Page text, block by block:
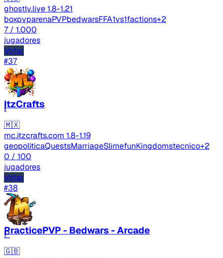
ghostly.live1.8-1.21
boxpvparenaPVPbedwarsFFA1vs1factions+2
7 / 1.000
jugadores
Votar
#37
IItzCrafts
🇲🇽
mc.itzcrafts.com 1.8-1.19
geopoliticaQuestsMarriageSlimefunKingdomstecnico+2
0 / 100
jugadores
Votar
#38
P
PracticePVP - Bedwars - Arcade
🇬🇧